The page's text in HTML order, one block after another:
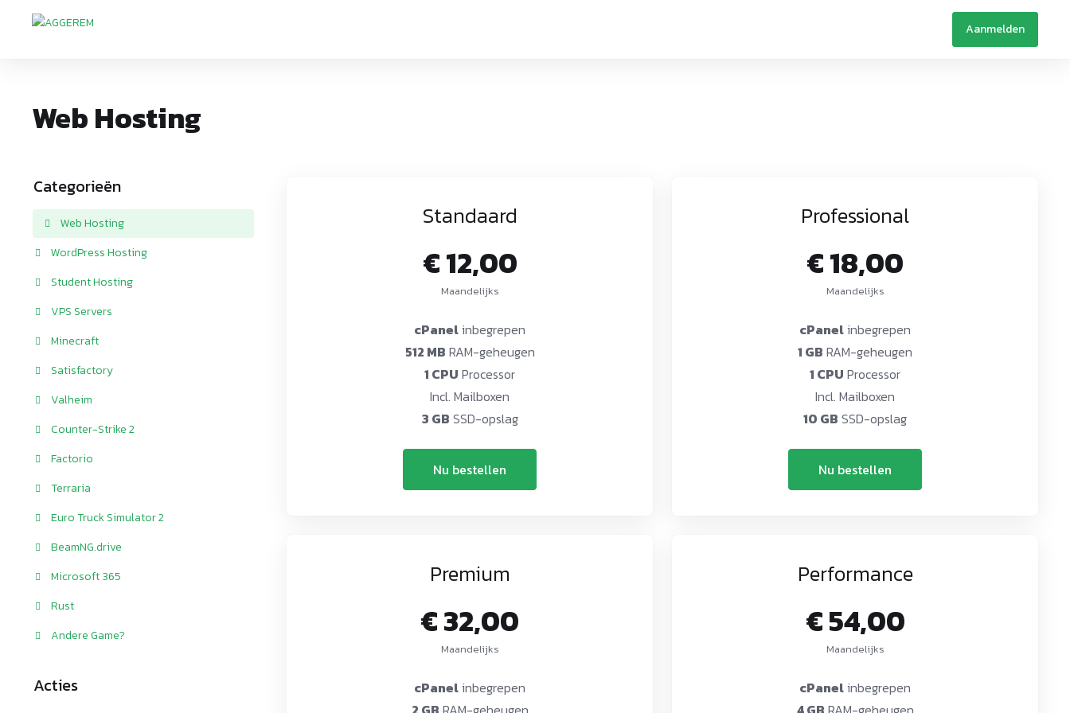
Aanmelden
Web Hosting
Categorieën
Web Hosting
WordPress Hosting
Student Hosting
VPS Servers
Minecraft
Satisfactory
Valheim
Counter-Strike 2
Factorio
Terraria
Euro Truck Simulator 2
BeamNG.drive
Microsoft 365
Rust
Andere Game?
Acties
Standaard
€ 12,00
Maandelijks
cPanelinbegrepen
512 MB RAM-geheugen
1 CPU Processor
Incl. Mailboxen
3 GB SSD-opslag
Nu bestellen
Professional
€ 18,00
Maandelijks
cPanelinbegrepen
1 GB RAM-geheugen
1 CPU Processor
Incl. Mailboxen
10 GB SSD-opslag
Nu bestellen
Premium
€ 32,00
Maandelijks
cPanelinbegrepen
Performance
€ 54,00
Maandelijks
cPanelinbegrepen